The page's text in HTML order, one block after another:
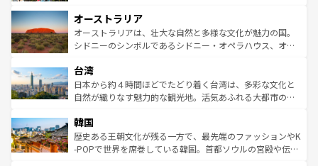
部のニューオーリンズでは、音楽と美食が融合した独特の
文化が魅力。旅行者はアメリカの各地域で異なる魅力を楽
しみながら、その多様性と豊かな歴史を感じることができ
ならではの贅沢な旅のスタイルだ。 なお、新着のアメリカ
情報はコンテンツ一覧を参照してほしい。
ワイ島は見逃せない。また、定番の観光地といえばオアフ
島だが、静かな自然を求めるならマウイ島やカウアイ島が
おすすめ。エメラルドグリーンに輝く海をはじめ、豊かな
れるおもてなしの心で訪れる人々を迎えてくれるハワイの
人々、おいしいローカルフードやハワイアンミュージッ
ク、伝統的なフラダンスなど、すべてがハワイの魅力を彩
ワイを、存分に味わってほしい。 なお、新着のハワイ情報
はコンテンツ一覧を参照してほしい。
オーストラリア
オーストラリアは、壮大な自然と多様な文化が魅力の国。
シドニーのシンボルであるシドニー・オペラハウス、オー
リアリーフや大陸中央部にそびえるウルル（エアーズロッ
ク）、タスマニアの美しい原生林やケアンズの熱帯雨林な
ど、見どころがたくさん。また、カフェやワイン、オージ
いる。アクティビティも充実しており、サーフィンやダイ
ビング、ハイキングなど、アウトドア好きにはたまらな
い。オーストラリアの多彩な魅力を存分に味わいつくそ
台湾
日本から約４時間ほどでたどり着く台湾は、多彩な文化と
自然が織りなす魅力的な観光地。活気あふれる大都市の台
ン）、静ひつな山岳地帯である台湾東部など、都市の喧騒
と山間の静けさが共存しており、訪れる人に新しい発見と
驚きをもたらしてくれる。また、奥深い台湾の食文化も魅
韓国
歴史ある王朝文化が残る一方で、最先端のファッションやK
-POPで世界を席巻している韓国。首都ソウルの宮殿や伝統